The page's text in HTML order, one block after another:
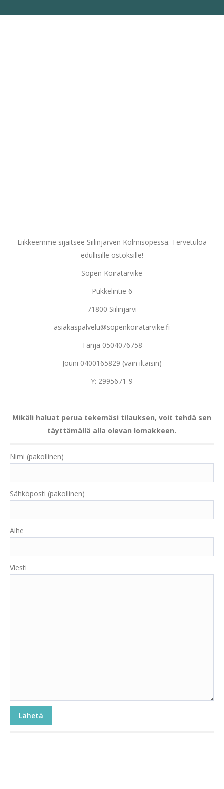
Liikkeemme sijaitsee Siilinjärven Kolmisopessa. Tervetuloa
edullisille ostoksille!
Sopen Koiratarvike
Pukkelintie 6
71800 Siilinjärvi
asiakaspalvelu@sopenkoiratarvike.fi
Tanja 0504076758
Jouni 0400165829 (vain iltaisin)
Y: 2995671-9
Mikäli haluat perua tekemäsi tilauksen, voit tehdä sen
täyttämällä alla olevan lomakkeen.
Nimi (pakollinen)
Sähköposti (pakollinen)
Aihe
Viesti